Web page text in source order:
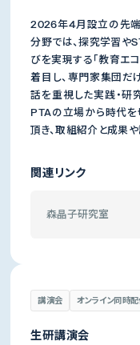
2026年4月設立の先端
分野では、探究学習や
びを実現する「教育エ
着目し、専門家集団だ
話を重視した実践・研
PTAの立場から時代
頂き、取組紹介と成果
関連リンク
森晶子研究室
講演会 オンライン同時
生研講演会